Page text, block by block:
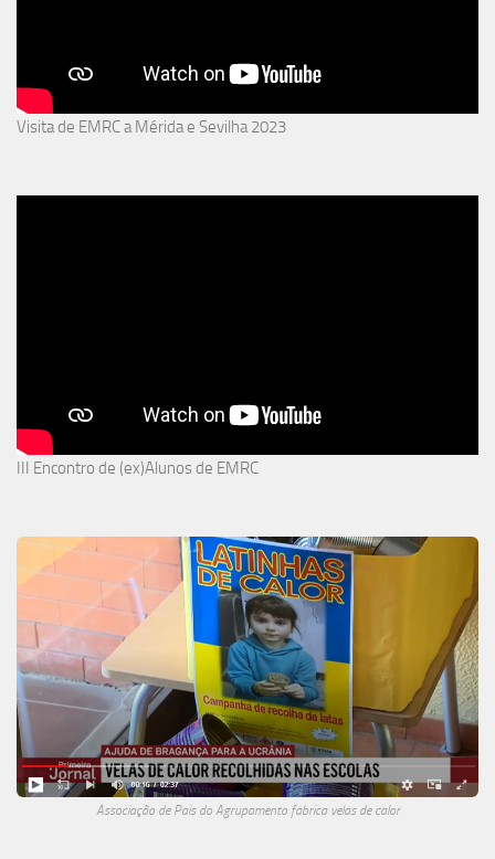
Visita de EMRC a Mérida e Sevilha 2023
III Encontro de (ex)Alunos de EMRC
Associação de Pais do Agrupamento fabrica velas de calor